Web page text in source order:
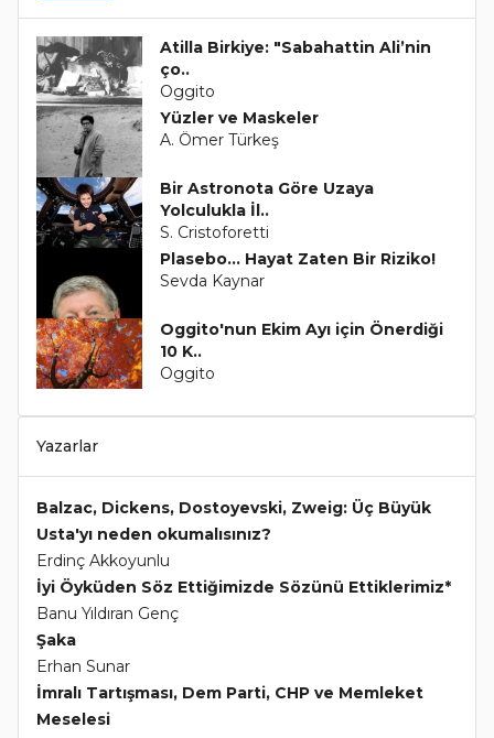
Atilla Birkiye: "Sabahattin Ali’nin
ço..
Oggito
Yüzler ve Maskeler
A. Ömer Türkeş
Bir Astronota Göre Uzaya
Yolculukla İl..
S. Cristoforetti
Plasebo... Hayat Zaten Bir Riziko!
Sevda Kaynar
Oggito'nun Ekim Ayı için Önerdiği
10 K..
Oggito
Yazarlar
Balzac, Dickens, Dostoyevski, Zweig: Üç Büyük
Usta'yı neden okumalısınız?
Erdinç Akkoyunlu
İyi Öyküden Söz Ettiğimizde Sözünü Ettiklerimiz*
Banu Yıldıran Genç
Şaka
Erhan Sunar
İmralı Tartışması, Dem Parti, CHP ve Memleket
Meselesi